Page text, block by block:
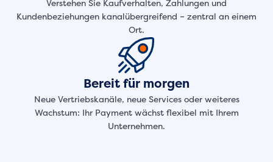
Verstehen Sie Kaufverhalten, Zahlungen und
Kundenbeziehungen kanalübergreifend – zentral an einem
Ort.
Bereit für morgen
Neue Vertriebskanäle, neue Services oder weiteres
Wachstum: Ihr Payment wächst flexibel mit Ihrem
Unternehmen.